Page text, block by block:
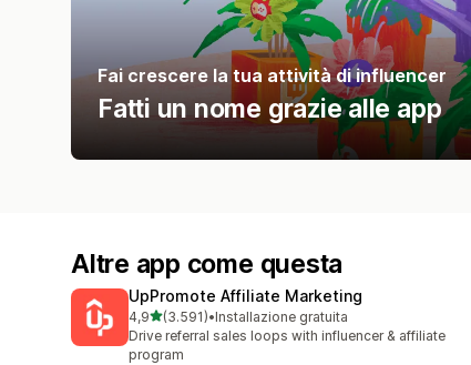
Fai crescere la tua attività di influencer
Fatti un nome grazie alle app
Altre app come questa
UpPromote Affiliate Marketing
4,9stelle su 5
(3.591)
3591 recensioni totali
•Installazione gratuita
Drive referral sales loops with influencer & affiliate
program